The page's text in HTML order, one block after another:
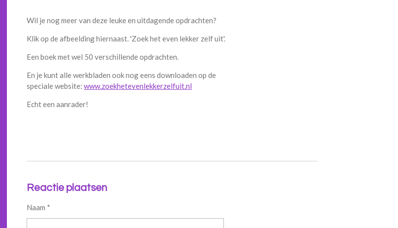
Wil je nog meer van deze leuke en uitdagende opdrachten?
Klik op de afbeelding hiernaast. 'Zoek het even lekker zelf uit'.
Een boek met wel 50 verschillende opdrachten.
En je kunt alle werkbladen ook nog eens downloaden op de
speciale website:www.zoekhetevenlekkerzelfuit.nl
Echt een aanrader!
Reactie plaatsen
Naam *